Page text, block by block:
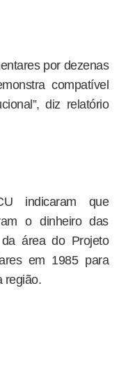
por dezenas
compatível
diz relatório
indicaram que
o dinheiro das
área do Projeto
em 1985 para
região.